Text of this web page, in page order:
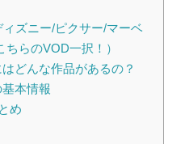
ズニー/ピクサー/マーベ
らのVOD一択！）
どんな作品があるの？
本情報
め